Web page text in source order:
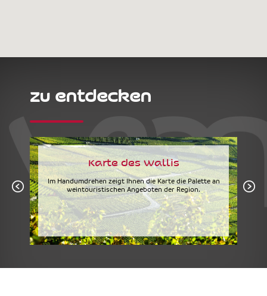
zu entdecken
Karte des Wallis
Im Handumdrehen zeigt Ihnen die Karte die Palette an
weintouristischen Angeboten der Region.